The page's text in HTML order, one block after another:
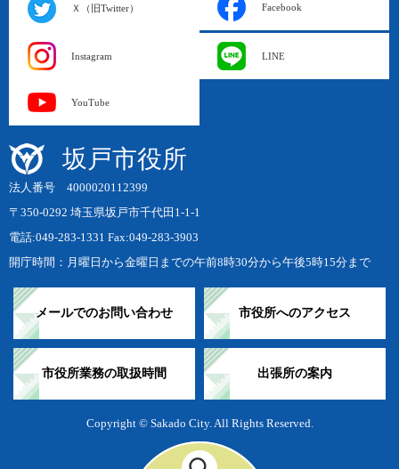
Ｘ（旧Twitter） Facebook
Instagram LINE
YouTube
坂戸市役所
法人番号 4000020112399
〒350-0292 埼玉県坂戸市千代田1-1-1
電話:049-283-1331 Fax:049-283-3903
開庁時間：月曜日から金曜日までの午前8時30分から午後5時15分まで
メールでのお問い合わせ 市役所へのアクセス
市役所業務の取扱時間 出張所の案内
Copyright © Sakado City. All Rights Reserved.